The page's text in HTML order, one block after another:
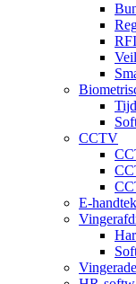
CCTV
E-